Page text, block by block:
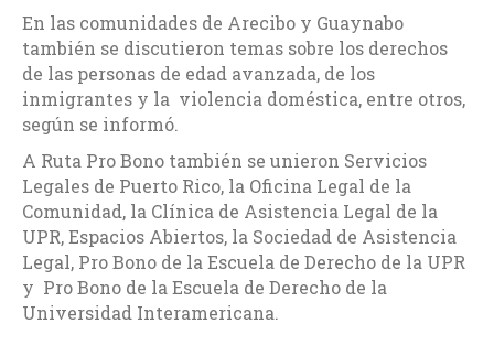
En las comunidades de Arecibo y Guaynabo
también se discutieron temas sobre los derechos
de las personas de edad avanzada, de los
inmigrantes y la violencia doméstica, entre otros,
según se informó.
A Ruta Pro Bono también se unieron Servicios
Legales de Puerto Rico, la Oficina Legal de la
Comunidad, la Clínica de Asistencia Legal de la
UPR, Espacios Abiertos, la Sociedad de Asistencia
Legal, Pro Bono de la Escuela de Derecho de la UPR
y Pro Bono de la Escuela de Derecho de la
Universidad Interamericana.